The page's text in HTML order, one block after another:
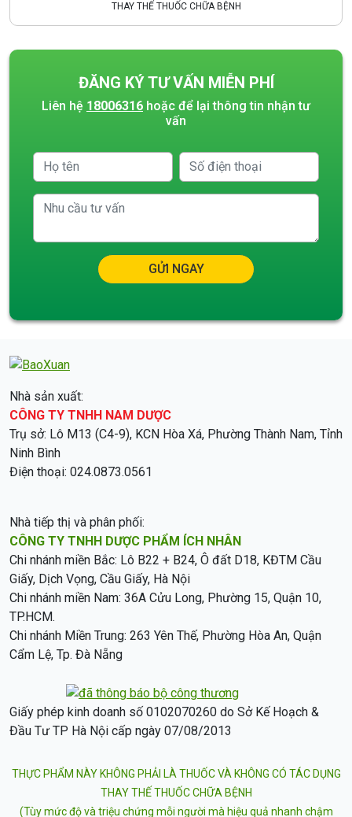
THAY THẾ THUỐC CHỮA BỆNH
ĐĂNG KÝ TƯ VẤN MIỄN PHÍ
Liên hệ 18006316 hoặc để lại thông tin nhận tư
vấn
GỬI NGAY
Nhà sản xuất:
CÔNG TY TNHH NAM DƯỢC
Trụ sở: Lô M13 (C4-9), KCN Hòa Xá, Phường Thành Nam, Tỉnh
Ninh Bình
Điện thoại: 024.0873.0561
Nhà tiếp thị và phân phối:
CÔNG TY TNHH DƯỢC PHẨM ÍCH NHÂN
Chi nhánh miền Bắc: Lô B22 + B24, Ô đất D18, KĐTM Cầu
Giấy, Dịch Vọng, Cầu Giấy, Hà Nội
Chi nhánh miền Nam: 36A Cửu Long, Phường 15, Quận 10,
TP.HCM.
Chi nhánh Miền Trung: 263 Yên Thế, Phường Hòa An, Quận
Cẩm Lệ, Tp. Đà Nẵng
Giấy phép kinh doanh số 0102070260 do Sở Kế Hoạch &
Đầu Tư TP Hà Nội cấp ngày 07/08/2013
THỰC PHẨM NÀY KHÔNG PHẢI LÀ THUỐC VÀ KHÔNG CÓ TÁC DỤNG
THAY THẾ THUỐC CHỮA BỆNH
(Tùy mức độ và triệu chứng mỗi người mà hiệu quả nhanh chậm